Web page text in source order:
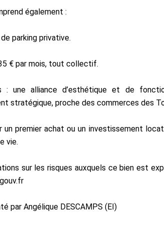
également :
parking privative.
€ par mois, tout collectif.
: une alliance d’esthétique et de
stratégique, proche des commerces des
un premier achat ou un investissement
vie.
sur les risques auxquels ce bien est
par Angélique DESCAMPS (EI)